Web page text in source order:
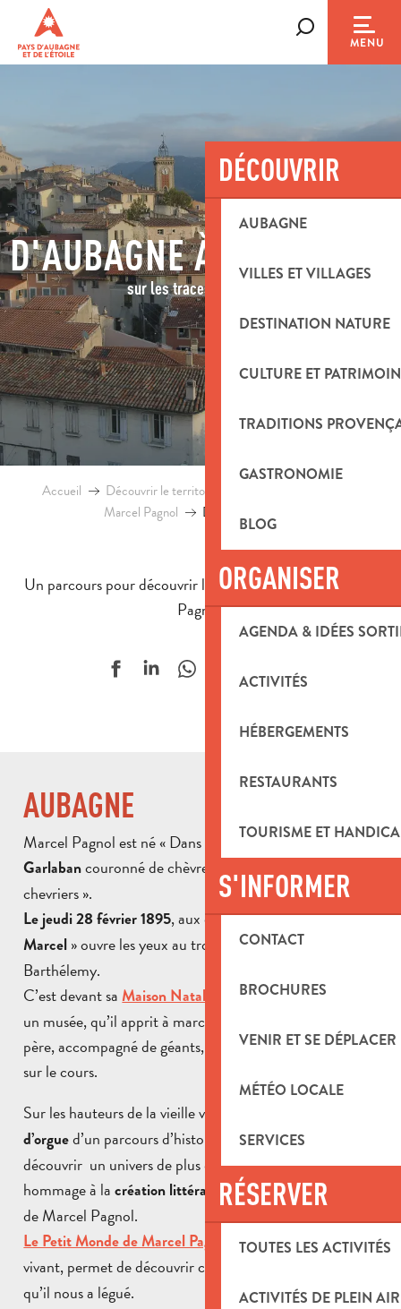
contenu
MENU
DÉCOUVRIR
AUBAGNE
VILLES ET VILLAGES
DESTINATION NATURE
CULTURE ET
TRADITIONS
GASTRONOMIE
BLOG
ORGANISER
AGENDA & IDÉES
ACTIVITÉS
HÉBERGEMENTS
RESTAURANTS
TOURISME ET
S'INFORMER
CONTACT
BROCHURES
VENIR ET SE DÉPLACER
MÉTÉO LOCALE
SERVICES
RÉSERVER
TOUTES LES ACTIVITÉS
ACTIVITÉS DE PLEIN AIR
D'AUBAGNE À LA TREILLE
sur les traces de Pagnol
Accueil Découvrir le territoire
Marcel Pagnol
D’Aubagne à La Treille
Un parcours pour découvrir l’enfance et la vie de Marcel
Pagnol.
Ajouter aux
AUBAGNE
Marcel Pagnol est né « Dans la ville d’Aubagne, sous le
Garlabancouronné de chèvres, au temps des derniers
chevriers ».
Le jeudi 28 février 1895, aux environs de 17h, le «petit
Marcel » ouvre les yeux au troisième étage du 16 cours
Barthélemy.
C’est devant sa Maison Natale
, aujourd’hui devenue
un musée, qu’il apprit à marcher et se souvient de son
père, accompagné de géants, qui jouait à « la longue »
sur le cours.
Sur les hauteurs de la vieille ville d’Aubagne, en
d’orgued’un parcours d’histoire et d’argile, vous pouvez
découvrir un univers de plus de 200 santons rendant
hommage à lacréation littéraire et cinématographique
de Marcel Pagnol.
Le Petit Monde de Marcel Pagnol
, musée ludique et
vivant, permet de découvrir cet
qu’il nous a légué.